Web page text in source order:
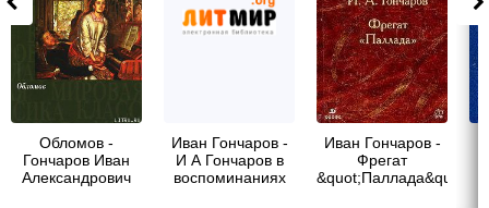
Обломов -
Гончаров Иван
Александрович
Иван Гончаров -
И А Гончаров в
воспоминаниях
Иван Гончаров -
Фрегат
&quot;Паллада&quot;.